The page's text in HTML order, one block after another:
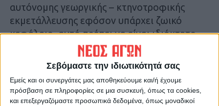
Σεβόμαστε την ιδιωτικότητά σας
Εμείς και οι συνεργάτες μας αποθηκεύουμε και/ή έχουμε
πρόσβαση σε πληροφορίες σε μια συσκευή, όπως τα cookies,
και επεξεργαζόμαστε προσωπικά δεδομένα, όπως μοναδικοί
αυτόνομης γεωργικής – κτηνοτροφικής
εκμετάλλευσης εφόσον υπάρχει ζωικό
κεφάλαιο, αυτό πρέπει να είναι ιδιόκτητο.
* Να υποβάλλουν παραδεκτή δήλωση ΟΣΔΕ
το έτος 2024, με τυπική απόδοση που να
είναι τουλάχιστον 12.000Euro στην
ηπειρωτική χώρα, στην Κρήτη και στην